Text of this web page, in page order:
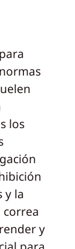
los
y la
correa
y